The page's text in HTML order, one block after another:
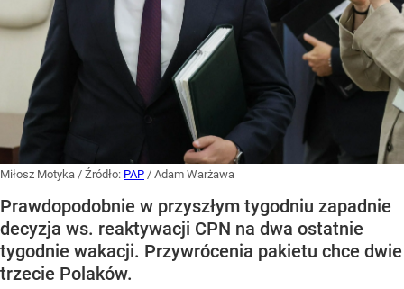
Miłosz Motyka / Źródło: PAP / Adam Warżawa
Prawdopodobnie w przyszłym tygodniu zapadnie
decyzja ws. reaktywacji CPN na dwa ostatnie
tygodnie wakacji. Przywrócenia pakietu chce dwie
trzecie Polaków.